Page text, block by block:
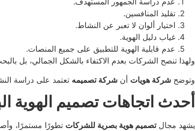
تقليد المنافسين.
اختيار ألوان لا تعبر عن النشاط.
غياب دليل الهوية.
عدم قابلية الهوية للتطبيق على جميع المنصات.
ولهذا تنصح الشركات بعدم الاكتفاء بالشكل الجمالي، بل
وتوضح شركة هويات أن شركة تصميمه تعتمد على دراسة
أحدث اتجاهات تصميم الهوية
يشهد مجالتصميم هوية بصرية للشركات تطورًا مستمرًا،